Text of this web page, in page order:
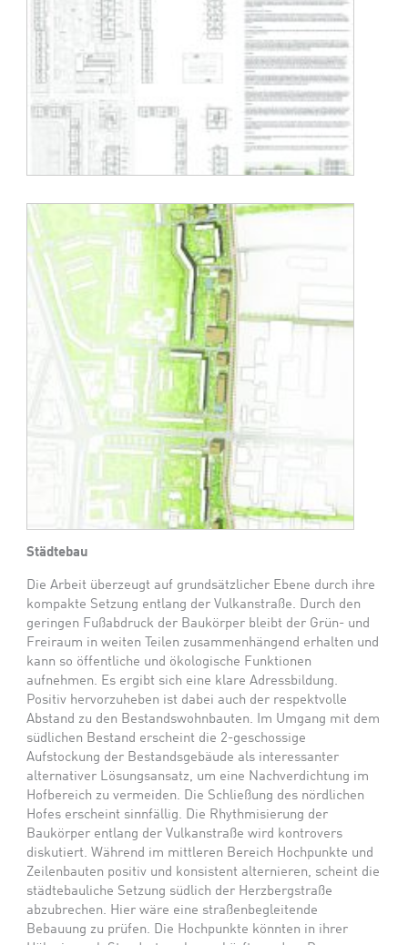
Städtebau
Die Arbeit überzeugt auf grundsätzlicher Ebene durch ihre
kompakte Setzung entlang der Vulkanstraße. Durch den
geringen Fußabdruck der Baukörper bleibt der Grün- und
Freiraum in weiten Teilen zusammenhängend erhalten und
kann so öffentliche und ökologische Funktionen
aufnehmen. Es ergibt sich eine klare Adressbildung.
Positiv hervorzuheben ist dabei auch der respektvolle
Abstand zu den Bestandswohnbauten. Im Umgang mit dem
südlichen Bestand erscheint die 2-geschossige
Aufstockung der Bestandsgebäude als interessanter
alternativer Lösungsansatz, um eine Nachverdichtung im
Hofbereich zu vermeiden. Die Schließung des nördlichen
Hofes erscheint sinnfällig. Die Rhythmisierung der
Baukörper entlang der Vulkanstraße wird kontrovers
diskutiert. Während im mittleren Bereich Hochpunkte und
Zeilenbauten positiv und konsistent alternieren, scheint die
städtebauliche Setzung südlich der Herzbergstraße
abzubrechen. Hier wäre eine straßenbegleitende
Bebauung zu prüfen. Die Hochpunkte könnten in ihrer